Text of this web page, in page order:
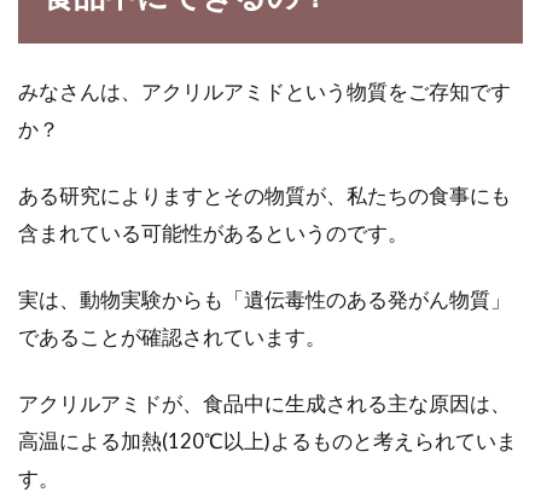
蕎麦を食べるときは小麦粉多い・少
蕎麦が健康に良いことは、よく知られています
ね。最近では、美容やダイエットでも蕎麦が注
ーゼのココットをご紹介
みなさんは、アクリルアミドという物質をご存知です
か？
ある研究によりますとその物質が、私たちの食事にも
含まれている可能性があるというのです。
実は、動物実験からも「遺伝毒性のある発がん物質」
であることが確認されています。
アクリルアミドが、食品中に生成される主な原因は、
高温による加熱(120℃以上)よるものと考えられていま
す。